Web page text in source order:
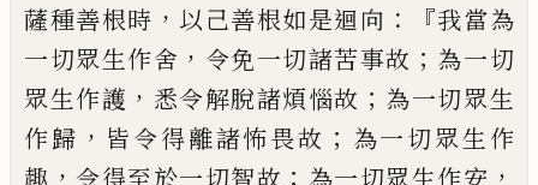
薩種善根時 ， 以己善根如是迴向 ：『我當為
一切眾生作舍 ， 令免一切諸苦事故 ； 為一切
眾生作護 ， 悉令解脫諸煩惱故 ； 為一切眾生
作歸 ， 皆令得離諸怖畏故 ； 為一切眾生作
趣 ，令得至於一切智故 ； 為一切眾生作安 ，